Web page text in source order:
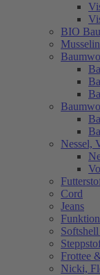
BIO
Musselin
Nessel,
Cord
Jeans
Frottee
Nicki,